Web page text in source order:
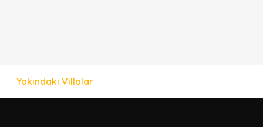
Yakındaki Villalar